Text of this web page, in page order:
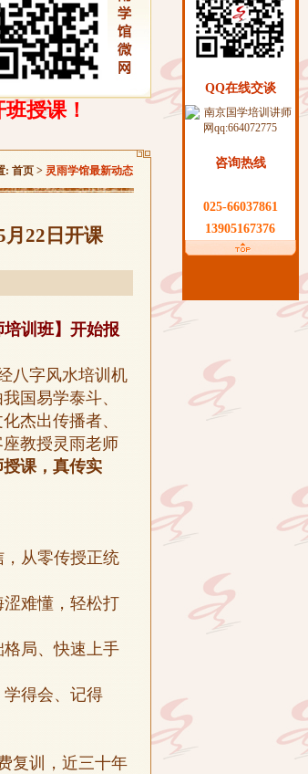
QQ在线交谈
咨询热线
025-66037861
13905167376
授课！
: 首页 > 灵雨学馆最新动态
22日开课
训班】开始报
八字风水培训机
国易学泰斗、
杰出传播者、
教授灵雨老师
授课，真传实
从零传授正统
难懂，轻松打
局、快速上手
得会、记得
复训，近三十年